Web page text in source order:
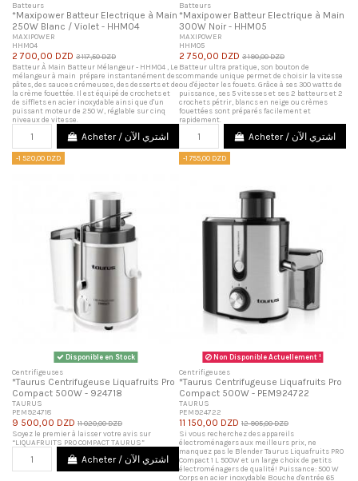
Batteurs
*Maxipower Batteur Electrique à Main
250W Blanc / Violet - HHM04
MAXIPOWER
HHM04
2 700,00 DZD 3 117,50 DZD
Batteur À Main Batteur Mélangeur - HHM04 , Le
mélangeur à main prépare instantanément des
pâtes, des sauces crémeuses, des desserts et de
la crème fouettée. Il est équipé de crochets et
de sifflets en acier inoxydable ainsi que d'un
puissant moteur de 250 W, réglable sur cinq
niveaux de vitesse.
Acheter / اشتري الآن
Batteurs
*Maxipower Batteur Electrique à Main
300W Noir - HHM05
MAXIPOWER
HHM05
2 750,00 DZD 3 190,00 DZD
Batteur ultra pratique, son bouton de
commande unique permet de choisir la vitesse
ou d'éjecter les fouets. Grâce à ses 300 watts de
puissance, ses 5 vitesses et ses 2 batteurs et 2
crochets pétrir, blancs en neige ou crèmes
fouettées sont préparés facilement et
rapidement.
Acheter / اشتري الآن
-1 520,00 DZD
Disponible en Stock
Centrifigeuses
*Taurus Centrifugeuse Liquafruits Pro
Compact 500W - 924718
TAURUS
PEM924718
9 500,00 DZD 11 020,00 DZD
Soyez le premier à laisser votre avis sur
“LIQUAFRUITS PRO COMPACT TAURUS”
Acheter / اشتري الآن
-1 755,00 DZD
Non Disponible Actuellement !
Centrifigeuses
*Taurus Centrifugeuse Liquafruits Pro
Compact 500W - PEM924722
TAURUS
PEM924722
11 150,00 DZD 12 905,00 DZD
Si vous recherchez des appareils
électroménagers aux meilleurs prix, ne
manquez pas le Blender Taurus Liquafruits PRO
Compact 1 L 500W et un large choix de petits
électroménagers de qualité! Puissance: 500 W
Corps en acier inoxydable Bouche d'entrée 65